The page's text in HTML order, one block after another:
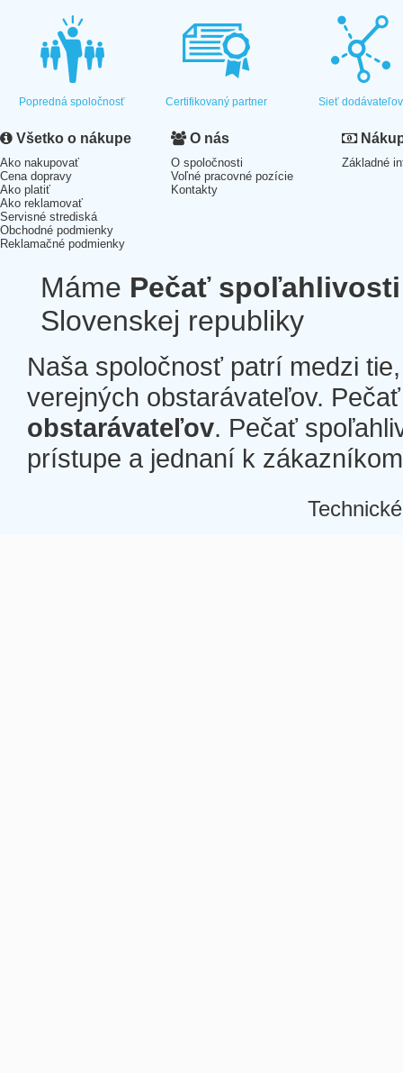
Popredná spoločnosť Certifikovaný partner Sieť dodávateľov
Všetko o nákupe
Ako nakupovať
Cena dopravy
Ako platiť
Ako reklamovať
Servisné strediská
Obchodné podmienky
Reklamačné podmienky
O nás
O spoločnosti
Voľné pracovné pozície
Kontakty
Základné
Máme Pečať spoľahlivosti
Slovenskej republiky
Naša spoločnosť patrí medzi
verejných obstarávateľov.
obstarávateľov. Pečať
prístupe a jednaní k